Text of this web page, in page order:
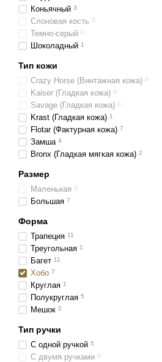
Коньячный 3
Слоновая кость 0
Темно-серый 0
Шоколадный 1
Тип кожи
Crazy Horse (Винтажная кожа) 0
Kaiser (Гладкая кожа) 0
Savage (Гладкая кожа) 0
Krast (Гладкая кожа) 1
Flotar (Фактурная кожа) 7
Замша 4
Bronx (Гладкая мягкая кожа) 2
Размер
Маленькая 0
Большая 7
Форма
Трапеция 11
Треугольная 1
Багет 11
Хобо 7
Круглая 1
Полукруглая 5
Мешок 2
Тип ручки
С одной ручкой 5
С двумя ручками 0